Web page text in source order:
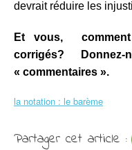
devrait réduire les
Et vous, comment
corrigés?
« commentaires ».
la notation : le barème
Partager cet article :